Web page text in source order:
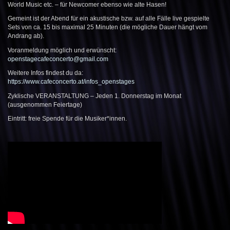
World Music etc. – für Newcomer ebenso wie alte Hasen!
Gemeint ist der Abend für ein akustische bzw. auf alle Fälle live gespielte
Sets von ca. 15 bis maximal 25 Minuten (die mögliche Dauer hängt vom
Andrang ab).
Voranmeldung möglich und erwünscht:
openstagecafeconcerto@gmail.com
Weitere Infos findest du da:
https://www.cafeconcerto.at/infos_openstages
Zyklische VERANSTALTUNG – Jeden 1. Donnerstag im Monat
(ausgenommen Feiertage)
Eintritt: freie Spende für die Musiker*innen.